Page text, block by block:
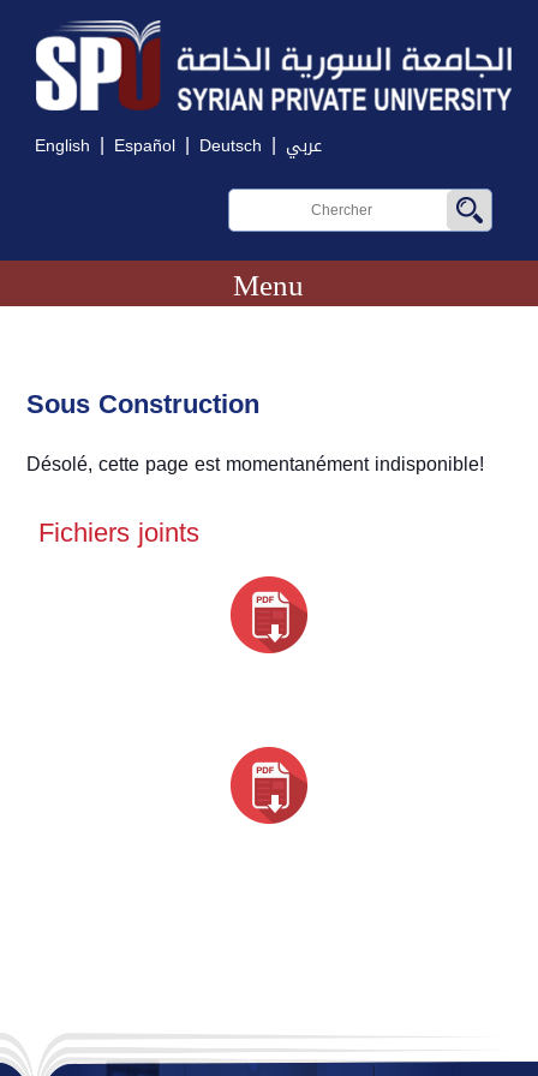
English | Español | Deutsch | عربي
Menu
Sous Construction
Désolé, cette page est momentanément indisponible!
Fichiers joints